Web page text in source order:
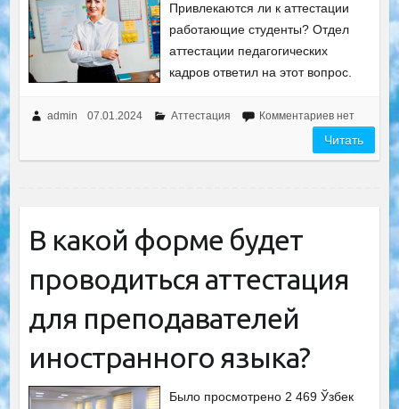
Привлекаются ли к аттестации
работающие студенты? Отдел
аттестации педагогических
кадров ответил на этот вопрос.
admin 07.01.2024 Аттестация Комментариев нет
Читать
В какой форме будет
проводиться аттестация
для преподавателей
иностранного языка?
Было просмотрено 2 469 Ўзбек